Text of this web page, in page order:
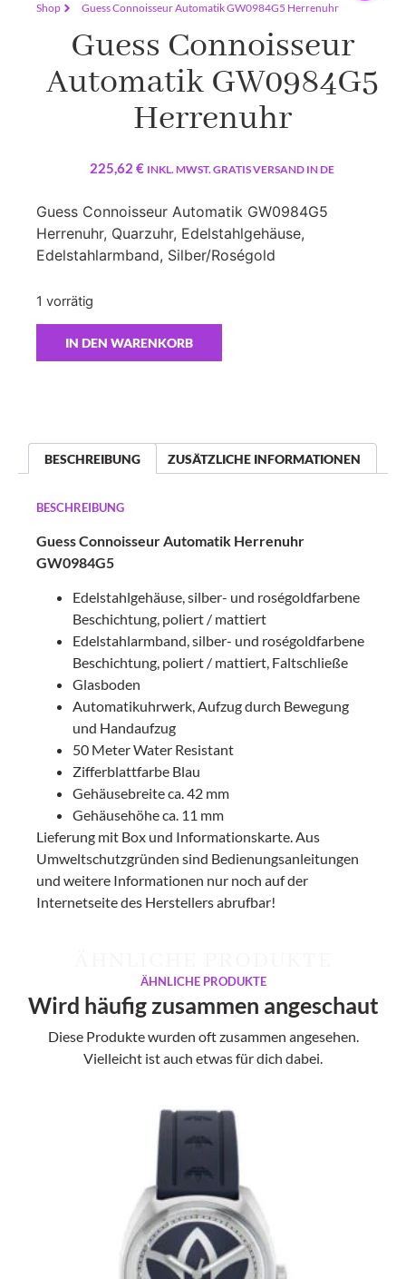
Shop Guess Connoisseur Automatik GW0984G5 Herrenuhr
Guess Connoisseur
Automatik GW0984G5
Herrenuhr
225,62 € INKL. MWST. GRATIS VERSAND IN DE
Guess Connoisseur Automatik GW0984G5
Herrenuhr, Quarzuhr, Edelstahlgehäuse,
Edelstahlarmband, Silber/Roségold
1 vorrätig
IN DEN WARENKORB
BESCHREIBUNG ZUSÄTZLICHE INFORMATIONEN
BESCHREIBUNG
Guess Connoisseur Automatik Herrenuhr
GW0984G5
Edelstahlgehäuse, silber- und roségoldfarbene
Beschichtung, poliert / mattiert
Edelstahlarmband, silber- und roségoldfarbene
Beschichtung, poliert / mattiert, Faltschließe
Glasboden
Automatikuhrwerk, Aufzug durch Bewegung
und Handaufzug
50 Meter Water Resistant
Zifferblattfarbe Blau
Gehäusebreite ca. 42 mm
Gehäusehöhe ca. 11 mm
Lieferung mit Box und Informationskarte. Aus
Umweltschutzgründen sind Bedienungsanleitungen
und weitere Informationen nur noch auf der
Internetseite des Herstellers abrufbar!
ÄHNLICHE PRODUKTE
Wird häufig zusammen angeschaut
Diese Produkte wurden oft zusammen angesehen.
Vielleicht ist auch etwas für dich dabei.